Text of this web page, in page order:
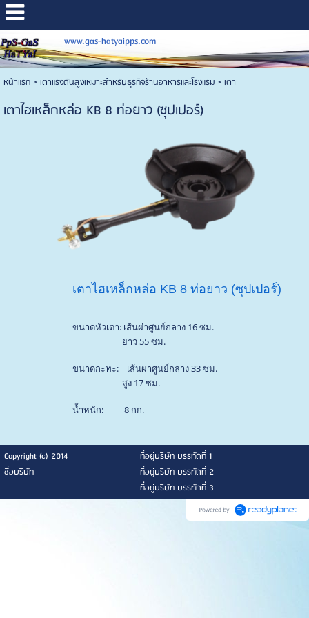
www.gas-hatyaipps.com
หน้าแรก> เตาแรงดันสูงเหมาะสำหรับธุรกิจร้านอาหารและโรงแรม> เตา
เตาไฮเหล็กหล่อ KB 8 ท่อยาว (ซุปเปอร์)
เตาไฮเหล็กหล่อ KB 8 ท่อยาว (ซุปเปอร์)
ขนาดหัวเตา: เส้นผ่าศูนย์กลาง 16 ซม.
ยาว 55 ซม.
ขนาดกะทะ: เส้นผ่าศูนย์กลาง 33 ซม.
สูง 17 ซม.
น้ำหนัก: 8 กก.
Copyright (c) 2014
ที่อยู่บริษัท บรรทัดที่ 1
ชื่อบริษัท
ที่อยู่บริษัท บรรทัดที่ 2
ที่อยู่บริษัท บรรทัดที่ 3